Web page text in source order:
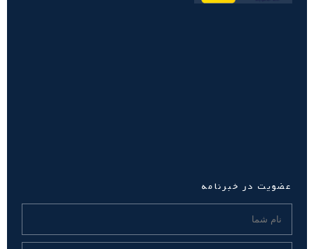
عضویت در خبرنامه